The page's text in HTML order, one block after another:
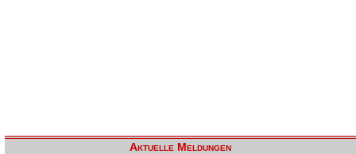
Aktuelle Meldungen